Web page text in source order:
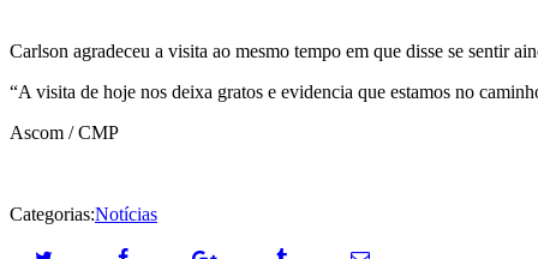
Carlson agradeceu a visita ao mesmo tempo em que disse se sentir
“A visita de hoje nos deixa gratos e evidencia que estamos no
Ascom / CMP
Categorias:Notícias